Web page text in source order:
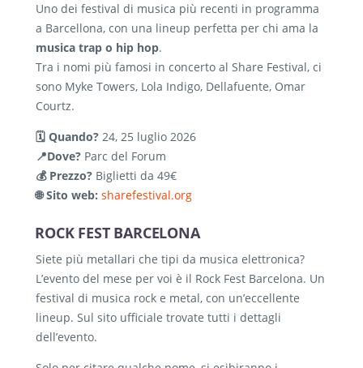
Uno dei festival di musica più recenti in programma
a Barcellona, con una lineup perfetta per chi ama la
musica trap o hip hop.
Tra i nomi più famosi in concerto al Share Festival, ci
sono Myke Towers, Lola Indigo, Dellafuente, Omar
Courtz.
🗓️ Quando? 24, 25 luglio 2026
📍Dove? Parc del Forum
💰 Prezzo? Biglietti da 49€
🌐 Sito web: sharefestival.org
ROCK FEST BARCELONA
Siete più metallari che tipi da musica elettronica?
L’evento del mese per voi è il Rock Fest Barcelona. Un
festival di musica rock e metal, con un’eccellente
lineup. Sul sito ufficiale trovate tutti i dettagli
dell’evento.